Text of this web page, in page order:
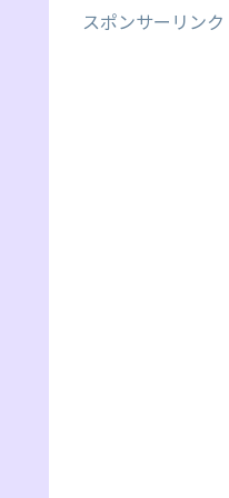
スポンサーリンク